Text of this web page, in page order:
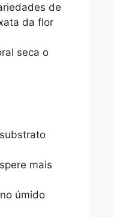
de
da flor
seca o
mais
úmido